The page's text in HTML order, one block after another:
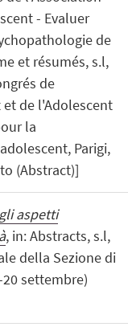
- Evaluer
de
et résumés, s.l,
de
de l'Adolescent
la
Parigi,
(Abstract)]
aspetti
, in: Abstracts, s.l,
della Sezione di
settembre)